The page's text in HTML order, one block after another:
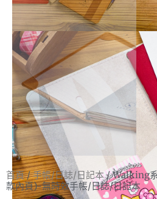
首頁/手帳/日誌/日記本/ Walking
款內頁)-無時效手帳/日誌/日記本